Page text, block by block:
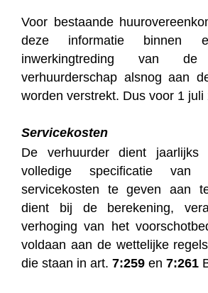
Voor bestaande
deze informatie binnen
inwerkingtreding van
verhuurderschap alsnog aan
worden verstrekt. Dus voor 1 juli
Servicekosten
De verhuurder dient
volledige specificatie van
servicekosten te geven aan
dient bij de berekening,
verhoging van het
voldaan aan de wettelijke
die staan in art. 7:259 en 7:261